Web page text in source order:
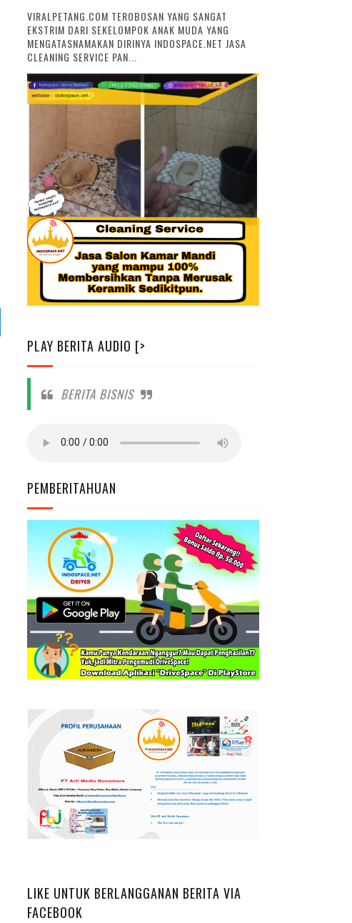
VIRALPETANG.COM TEROBOSAN YANG SANGAT
EKSTRIM DARI SEKELOMPOK ANAK MUDA YANG
MENGATASNAMAKAN DIRINYA INDOSPACE.NET JASA
CLEANING SERVICE PAN...
PLAY BERITA AUDIO [>
BERITA BISNIS
PEMBERITAHUAN
LIKE UNTUK BERLANGGANAN BERITA VIA
FACEBOOK